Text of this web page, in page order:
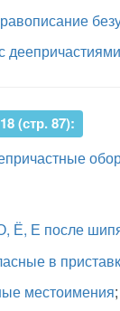
деепричастиями
(стр. 87):
Ё, Е после
в
местоимения;